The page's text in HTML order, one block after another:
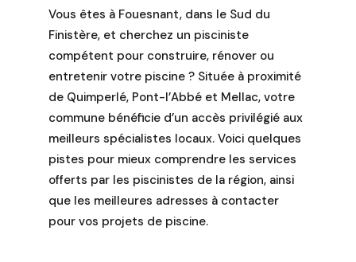
votre projet,
notre entreprise a
choisi de se
concentrer sur la
construction de
piscines en béton,
enterrés ou semi-
enterrés.
Bénéficiez de
notre expérience
pour vous aider à
faire les meilleurs
Vous êtes à Fouesnant, dans le Sud du
Finistère, et cherchez un pisciniste
compétent pour construire, rénover ou
entretenir votre piscine ? Située à proximité
de Quimperlé, Pont-l’Abbé et Mellac, votre
commune bénéficie d’un accès privilégié aux
meilleurs spécialistes locaux. Voici quelques
pistes pour mieux comprendre les services
offerts par les piscinistes de la région, ainsi
que les meilleures adresses à contacter
pour vos projets de piscine.